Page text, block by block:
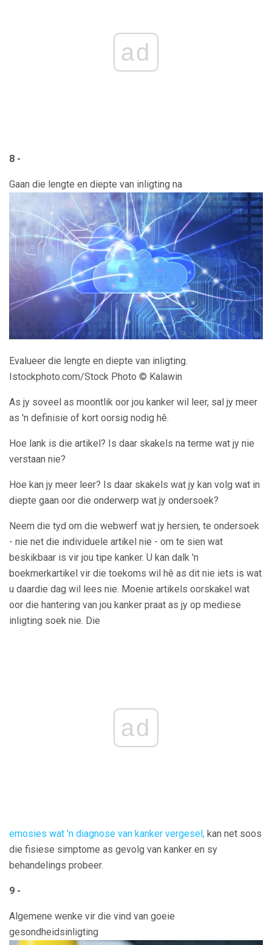
ad
8 -
Gaan die lengte en diepte van inligting na
Evalueer die lengte en diepte van inligting.
Istockphoto.com/Stock Photo © Kalawin
As jy soveel as moontlik oor jou kanker wil leer, sal jy meer
as 'n definisie of kort oorsig nodig hê.
Hoe lank is die artikel? Is daar skakels na terme wat jy nie
verstaan ​​nie?
Hoe kan jy meer leer? Is daar skakels wat jy kan volg wat in
diepte gaan oor die onderwerp wat jy ondersoek?
Neem die tyd om die webwerf wat jy hersien, te ondersoek
- nie net die individuele artikel nie - om te sien wat
beskikbaar is vir jou tipe kanker. U kan dalk 'n
boekmerkartikel vir die toekoms wil hê as dit nie iets is wat
u daardie dag wil lees nie. Moenie artikels oorskakel wat
oor die hantering van jou kanker praat as jy op mediese
inligting soek nie. Die
ad
emosies wat 'n diagnose van kanker vergesel, kan net soos
die fisiese simptome as gevolg van kanker en sy
behandelings probeer.
9 -
Algemene wenke vir die vind van goeie
gesondheidsinligting